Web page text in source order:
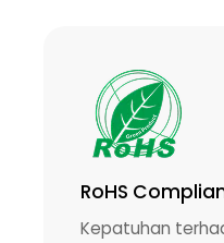
RoHS
Kepatuhan